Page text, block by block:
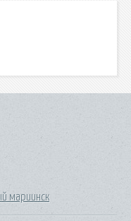
мариинск